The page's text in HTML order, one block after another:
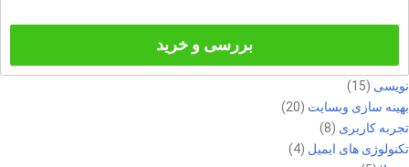
بررسی و خرید
نویسی (15)
بهینه سازی وبسایت (20)
تجربه کاربری (8)
تکنولوژی های ایمیل (4)